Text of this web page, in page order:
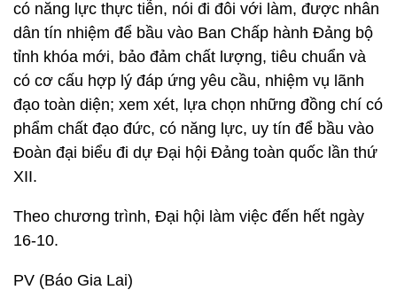
có năng lực thực tiễn, nói đi đôi với làm, được nhân
dân tín nhiệm để bầu vào Ban Chấp hành Đảng bộ
tỉnh khóa mới, bảo đảm chất lượng, tiêu chuẩn và
có cơ cấu hợp lý đáp ứng yêu cầu, nhiệm vụ lãnh
đạo toàn diện; xem xét, lựa chọn những đồng chí có
phẩm chất đạo đức, có năng lực, uy tín để bầu vào
Đoàn đại biểu đi dự Đại hội Đảng toàn quốc lần thứ
XII.
Theo chương trình, Đại hội làm việc đến hết ngày
16-10.
PV (Báo Gia Lai)